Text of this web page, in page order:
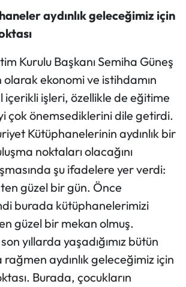
aydınlık geleceğimiz için
Kurulu Başkanı Semiha Güneş
ekonomi ve istihdamın
içerikli işleri, özellikle de eğitime
çok önemsediklerini dile getirdi.
Kütüphanelerinin aydınlık bir
noktaları olacağını
şu ifadelere yer verdi:
güzel bir gün. Önce
burada kütüphanelerimizi
güzel bir mekan olmuş.
yıllarda yaşadığımız bütün
aydınlık geleceğimiz için
Burada, çocukların